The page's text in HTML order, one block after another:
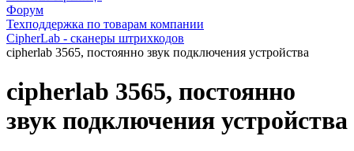
Форум
Техподдержка по товарам компании
CipherLab - сканеры штрихкодов
cipherlab 3565, постоянно звук подключения устройства
cipherlab 3565, постоянно
звук подключения устройства